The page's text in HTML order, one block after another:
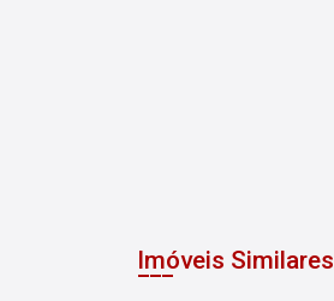
Imóveis Similares